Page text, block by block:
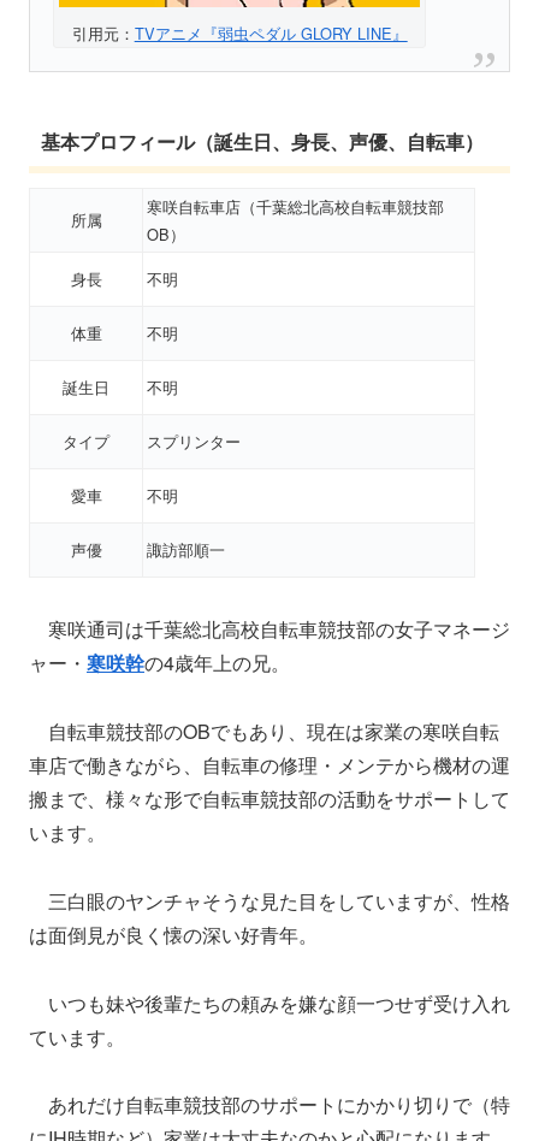
引用元： TVアニメ『弱虫ペダル GLORY LINE』
基本プロフィール（誕生日、身長、声優、自転車）
所属
寒咲自転車店（千葉総北高校自転車競技部
OB）
身長
不明
体重 不明
誕生日 不明
タイプ スプリンター
愛車 不明
声優 諏訪部順一
寒咲通司は千葉総北高校自転車競技部の女子マネージ
ャー・ 寒咲幹の4歳年上の兄。
自転車競技部のOBでもあり、現在は家業の寒咲自転
車店で働きながら、自転車の修理・メンテから機材の運
搬まで、様々な形で自転車競技部の活動をサポートして
います。
三白眼のヤンチャそうな見た目をしていますが、性格
は面倒見が良く懐の深い好青年。
いつも妹や後輩たちの頼みを嫌な顔一つせず受け入れ
ています。
あれだけ自転車競技部のサポートにかかり切りで（特